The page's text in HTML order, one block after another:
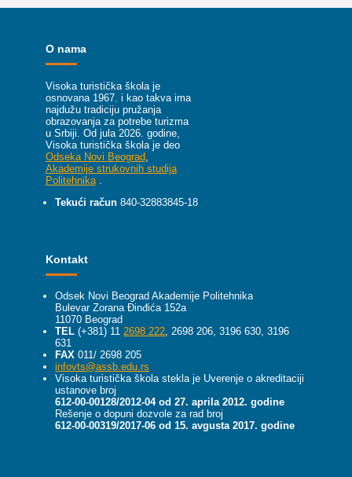
O nama
Visoka turistička škola je
osnovana 1967. i kao takva ima
najdužu tradiciju pružanja
obrazovanja za potrebe turizma
u Srbiji. Od jula 2026. godine,
Visoka turistička škola je deo
Odseka Novi Beograd
Akademije strukovnih studija
Politehnika
Tekući račun 840-32883845-18
Kontakt
Odsek Novi Beograd Akademije Politehnika
Bulevar Zorana Đinđića 152a
11070 Beograd
TEL (+381) 112698 222, 2698 206, 3196 630, 3196
631
FAX 011/ 2698 205
infovts@assb.edu.rs
Visoka turistička škola stekla je Uverenje o akreditaciji
ustanove broj
612-00-00128/2012-04 od 27. aprila 2012. godine
Rešenje o dopuni dozvole za rad broj
612-00-00319/2017-06 od 15. avgusta 2017. godine